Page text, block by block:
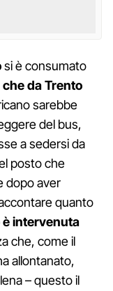
si è consumato
da Trento
sarebbe
del bus,
a sedersi da
posto che
dopo aver
quanto
intervenuta
che, come il
allontanato,
– questo il